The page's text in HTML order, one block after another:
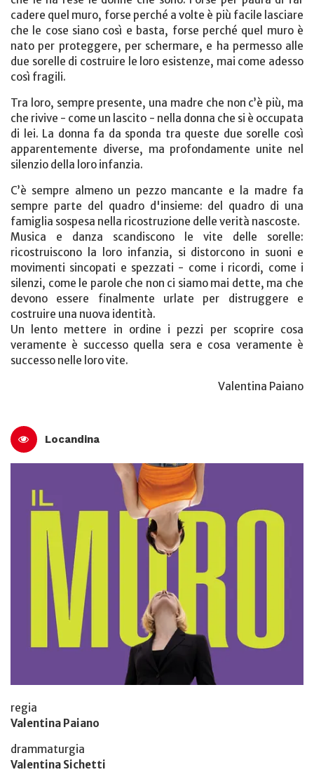
cadere quel muro, forse perché a volte è più facile lasciare
che le cose siano così e basta, forse perché quel muro è
nato per proteggere, per schermare, e ha permesso alle
due sorelle di costruire le loro esistenze, mai come adesso
così fragili.
Tra loro, sempre presente, una madre che non c’è più, ma
che rivive - come un lascito - nella donna che si è occupata
di lei. La donna fa da sponda tra queste due sorelle così
apparentemente diverse, ma profondamente unite nel
silenzio della loro infanzia.
C’è sempre almeno un pezzo mancante e la madre fa
sempre parte del quadro d'insieme: del quadro di una
famiglia sospesa nella ricostruzione delle verità nascoste.
Musica e danza scandiscono le vite delle sorelle:
ricostruiscono la loro infanzia, si distorcono in suoni e
movimenti sincopati e spezzati - come i ricordi, come i
silenzi, come le parole che non ci siamo mai dette, ma che
devono essere finalmente urlate per distruggere e
costruire una nuova identità.
Un lento mettere in ordine i pezzi per scoprire cosa
veramente è successo quella sera e cosa veramente è
successo nelle loro vite.
Valentina Paiano
Locandina
regia
Valentina Paiano
drammaturgia
Valentina Sichetti